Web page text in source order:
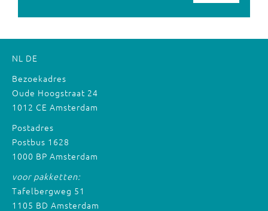
NL DE
Bezoekadres
Oude Hoogstraat 24
1012 CE Amsterdam
Postadres
Postbus 1628
1000 BP Amsterdam
voor pakketten:
Tafelbergweg 51
1105 BD Amsterdam